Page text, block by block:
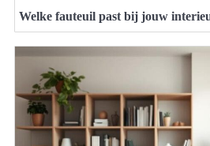
Welke fauteuil past bij jouw